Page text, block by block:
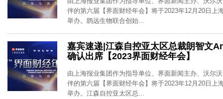
伴的第六届【界面财经年会】将于2023年12月20日上
举办。鹍远生物联合创始...
嘉宾速递|江森自控亚太区总裁朗智文
确认出席【2023界面财经年会】
由上海报业集团作为指导单位、界面新闻主办、沃尔
伴的第六届【界面财经年会】将于2023年12月20日上
举办。江森自控亚太区总...